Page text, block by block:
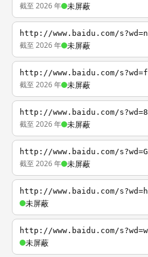
截至 2026 年 未屏蔽
http://www.baidu.com/
截至 2026 年 未屏蔽
http://www.baidu.com/
截至 2026 年 未屏蔽
http://www.baidu.com/
截至 2026 年 未屏蔽
http://www.baidu.com/
截至 2026 年 未屏蔽
http://www.baidu.com/
未屏蔽
http://www.baidu.com/
未屏蔽